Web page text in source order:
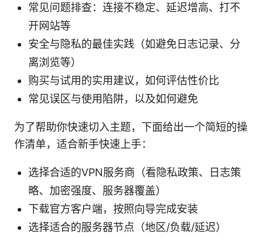
常见问题排查：连接不稳定、延迟增高、打不
开网站等
安全与隐私的最佳实践（如避免日志记录、分
离浏览等）
购买与试用的实用建议，如何评估性价比
常见误区与使用陷阱，以及如何避免
为了帮助你快速切入主题，下面给出一个简短的操
作清单，适合新手快速上手：
选择合适的VPN服务商（看隐私政策、日志策
略、加密强度、服务器覆盖）
下载官方客户端，按照向导完成安装
选择适合的服务器节点（地区/负载/延迟）